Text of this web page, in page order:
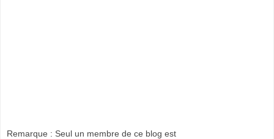
Remarque : Seul un membre de ce blog est